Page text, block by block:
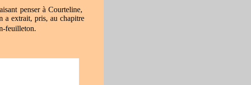
penserà Courteline,
a extrait, pris, au chapitre
feuilleton.